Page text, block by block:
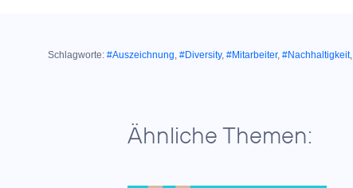
Schlagworte: #Auszeichnung, #Diversity, #Mitarbeiter, #Nachhaltigkeit,
Ähnliche Themen: